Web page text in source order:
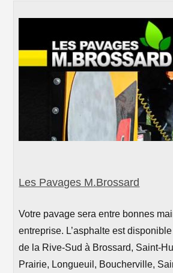
Les Pavages M.Brossard
Votre pavage sera entre bonnes
entreprise. L’asphalte est
de la Rive-Sud à Brossard, Saint-
Prairie, Longueuil, Boucherville,